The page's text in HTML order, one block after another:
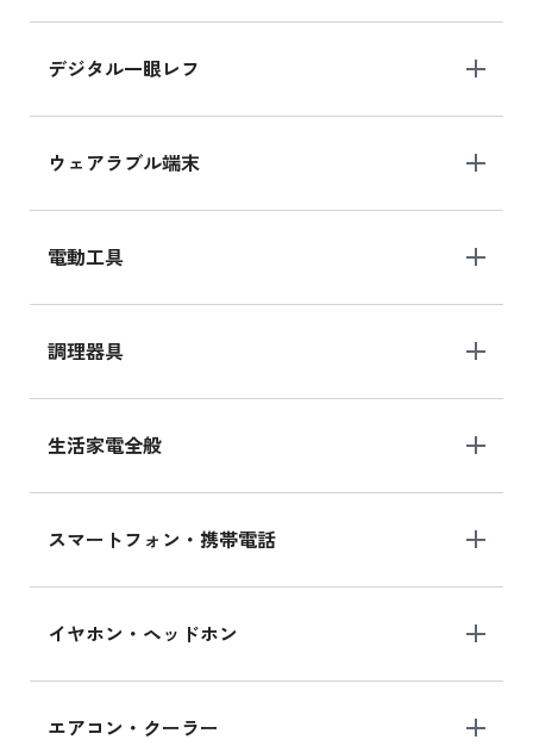
デジタル一眼レフ
ウェアラブル端末
電動工具
調理器具
生活家電全般
スマートフォン・携帯電話
イヤホン・ヘッドホン
エアコン・クーラー